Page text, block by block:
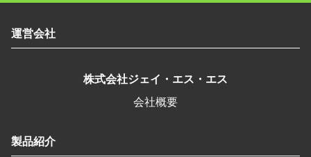
運営会社
株式会社ジェイ・エス・エス
会社概要
製品紹介